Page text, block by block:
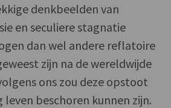
denkbeelden van
en seculiere stagnatie
dan wel andere reflatoire
zijn na de wereldwijde
ons zou deze opstoot
leven beschoren kunnen zijn.